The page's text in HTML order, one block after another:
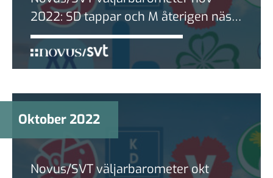
2022: SD tappar och M återigen näst
största parti.
Oktober 2022
Novus/SVT väljarbarometer okt